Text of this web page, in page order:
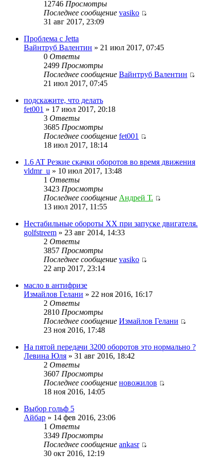
12746 Просмотры
Последнее сообщение vasiko
31 авг 2017, 23:09
Проблема с Jetta
Вайнтруб Валентин » 21 июл 2017, 07:45
0 Ответы
2499 Просмотры
Последнее сообщение Вайнтруб Валентин
21 июл 2017, 07:45
подскажите, что делать
fet001 » 17 июл 2017, 20:18
3 Ответы
3685 Просмотры
Последнее сообщение fet001
18 июл 2017, 18:14
1.6 AT Резкие скачки оборотов во время движения
vldmr_u » 10 июл 2017, 13:48
1 Ответы
3423 Просмотры
Последнее сообщение Андрей Т.
13 июл 2017, 11:55
Нестабильные обороты ХХ при запуске двигателя.
golfstreem » 23 авг 2014, 14:33
2 Ответы
3857 Просмотры
Последнее сообщение vasiko
22 апр 2017, 23:14
масло в антифризе
Измайлов Гелани » 22 ноя 2016, 16:17
2 Ответы
2810 Просмотры
Последнее сообщение Измайлов Гелани
23 ноя 2016, 17:48
На пятой передачи 3200 оборотов это нормально ?
Левина Юля » 31 авг 2016, 18:42
2 Ответы
3607 Просмотры
Последнее сообщение новожилов
18 ноя 2016, 14:05
Выбор гольф 5
Айбар » 14 фев 2016, 23:06
1 Ответы
3349 Просмотры
Последнее сообщение ankasr
30 окт 2016, 12:19